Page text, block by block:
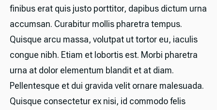
finibus erat quis justo porttitor, dapibus dictum urna
accumsan. Curabitur mollis pharetra tempus.
Quisque arcu massa, volutpat ut tortor eu, iaculis
congue nibh. Etiam et lobortis est. Morbi pharetra
urna at dolor elementum blandit et at diam.
Pellentesque et dui gravida velit ornare malesuada.
Quisque consectetur ex nisi, id commodo felis